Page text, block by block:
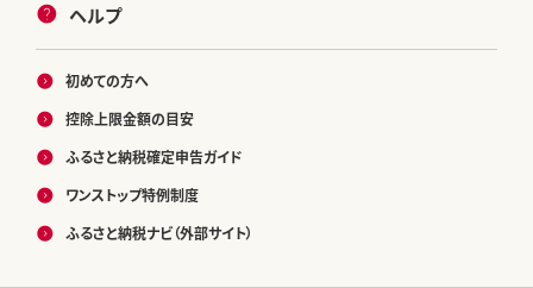
ヘルプ
初めての方へ
控除上限金額の目安
ふるさと納税確定申告ガイド
ワンストップ特例制度
ふるさと納税ナビ（外部サイト）